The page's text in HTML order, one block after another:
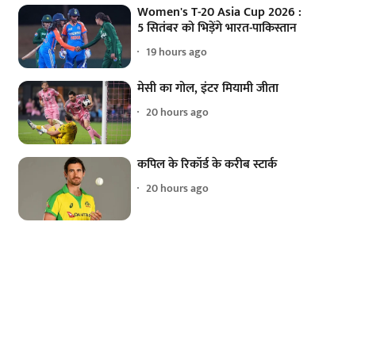
Women's T-20 Asia Cup 2026 :
5 सितंबर को भिड़ेंगे भारत-पाकिस्तान
19 hours ago
मेसी का गोल, इंटर मियामी जीता
20 hours ago
कपिल के रिकॉर्ड के करीब स्टार्क
20 hours ago